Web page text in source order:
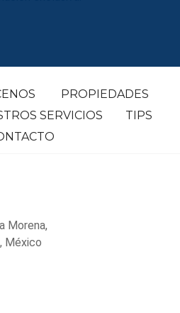
PROPIEDADES
SERVICIOS
TIPS
Morena,
México